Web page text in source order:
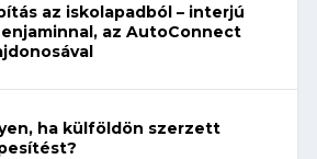
az iskolapadból – interjú
az AutoConnect
ha külföldön szerzett